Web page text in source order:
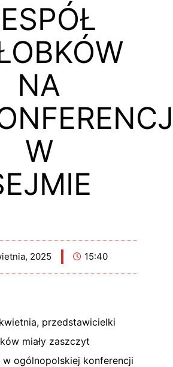
NA
W
2025 15:40
przedstawicielki
miały zaszczyt
ogólnopolskiej konferencji